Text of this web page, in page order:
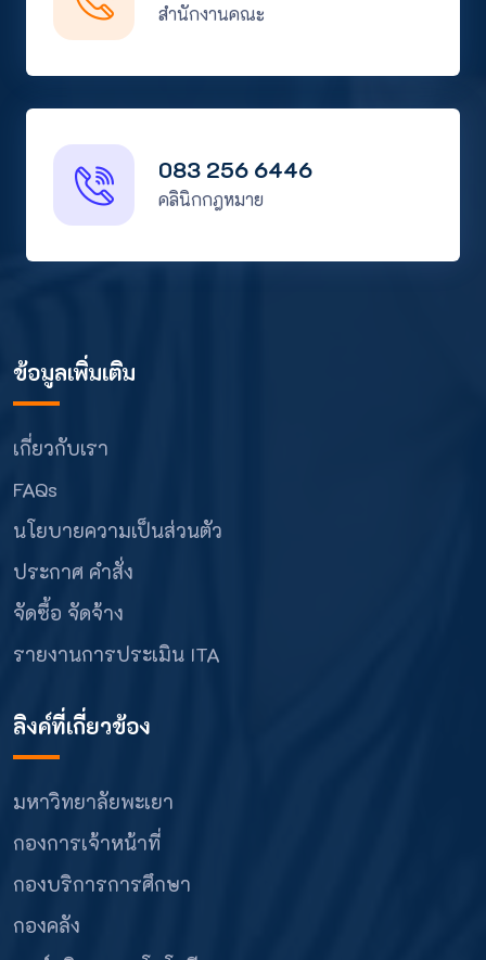
สำนักงานคณะ
083 256 6446
คลินิกกฎหมาย
ข้อมูลเพิ่มเติม
เกี่ยวกับเรา
FAQs
นโยบายความเป็นส่วนตัว
ประกาศ คำสั่ง
จัดซื้อ จัดจ้าง
รายงานการประเมิน ITA
ลิงค์ที่เกี่ยวข้อง
มหาวิทยาลัยพะเยา
กองการเจ้าหน้าที่
กองบริการการศึกษา
กองคลัง